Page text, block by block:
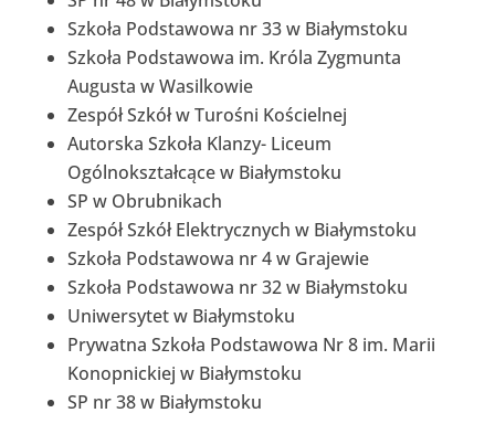
Szkoła Podstawowa nr 33 w Białymstoku
Szkoła Podstawowa im. Króla Zygmunta
Augusta w Wasilkowie
Zespół Szkół w Turośni Kościelnej
Autorska Szkoła Klanzy- Liceum
Ogólnokształcące w Białymstoku
SP w Obrubnikach
Zespół Szkół Elektrycznych w Białymstoku
Szkoła Podstawowa nr 4 w Grajewie
Szkoła Podstawowa nr 32 w Białymstoku
Uniwersytet w Białymstoku
Prywatna Szkoła Podstawowa Nr 8 im. Marii
Konopnickiej w Białymstoku
SP nr 38 w Białymstoku